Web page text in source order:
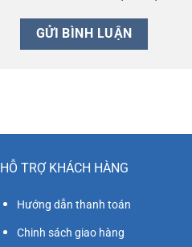
HỖ TRỢ KHÁCH HÀNG
Hướng dẫn thanh toán
Chinh sách giao hàng